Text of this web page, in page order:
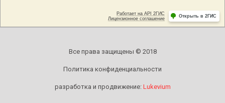
Все права защищены © 2018
Политика конфиденциальности
разработка и продвижение: Lukevium